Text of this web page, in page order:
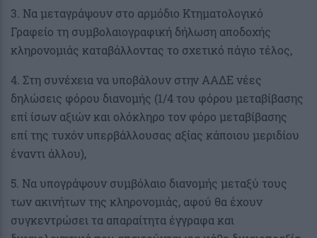
3. Να μεταγράψουν στο αρμόδιο Κτηματολογικό
Γραφείο τη συμβολαιογραφική δήλωση αποδοχής
κληρονομιάς καταβάλλοντας το σχετικό πάγιο τέλος,
4. Στη συνέχεια να υποβάλουν στην ΑΑΔΕ νέες
δηλώσεις φόρου διανομής (1/4 του φόρου μεταβίβασης
επί ίσων αξιών και ολόκληρο τον φόρο μεταβίβασης
επί της τυχόν υπερβάλλουσας αξίας κάποιου μεριδίου
έναντι άλλου),
5. Να υπογράψουν συμβόλαιο διανομής μεταξύ τους
των ακινήτων της κληρονομιάς, αφού θα έχουν
συγκεντρώσει τα απαραίτητα έγγραφα και